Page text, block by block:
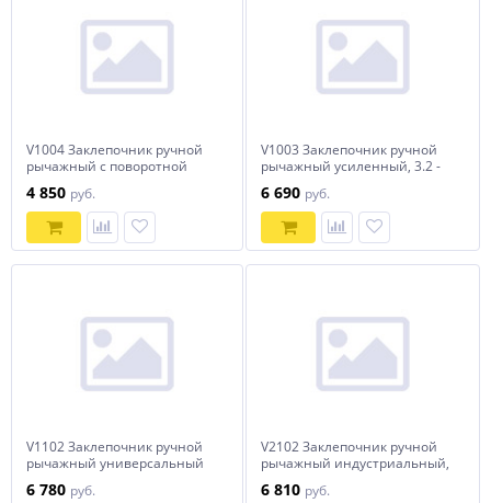
V1004 Заклепочник ручной
рычажный с поворотной
4 850 руб.
V1003 Заклепочник ручной
рычажный усиленный, 3.2 -
6 690 руб.
V1102 Заклепочник ручной
рычажный универсальный
заклепок, 2.4-4.8,
6 780 руб.
V2102 Заклепочник ручной
рычажный индустриальный,
6 810 руб.